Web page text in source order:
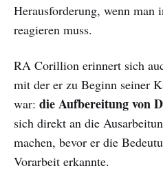
Herausforderung, wenn man
reagieren muss.
RA Corillion erinnert sich
mit der er zu Beginn seiner
war: die Aufbereitung von
sich direkt an die
machen, bevor er die
Vorarbeit erkannte.